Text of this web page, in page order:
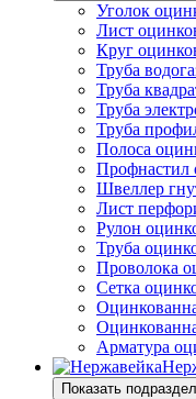
Уголок
Лист
Круг
Труба
Труба
Труба
Труба
Полоса
Профнастил
Швеллер
Лист
Рулон
Труба
Проволока
Сетка
Арматура
Показать